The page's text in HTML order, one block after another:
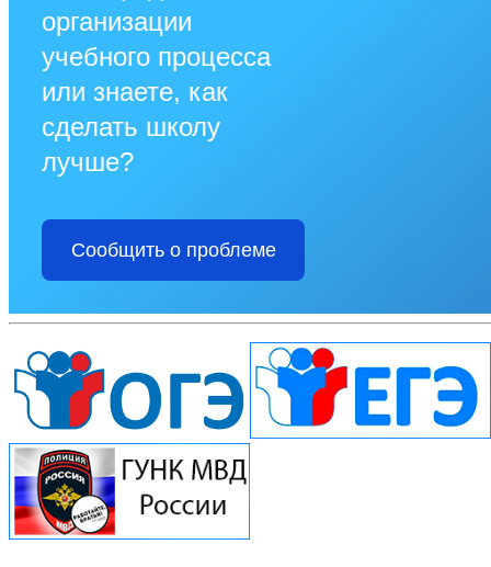
организации
учебного процесса
или знаете, как
сделать школу
лучше?
Сообщить о проблеме